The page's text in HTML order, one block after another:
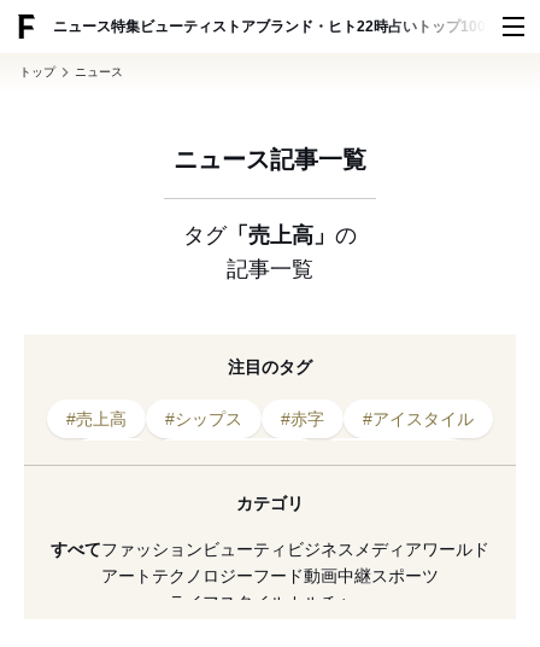
ニュース特集ビューティ ストアブランド・ヒト22時占い トップ100 スナッ
トップ ニュース
ニュース記事一覧
タグ「売上高」 の
記事一覧
注目のタグ
#売上高 #シップス #赤字
#アイスタイル
#業績
#資生堂
#半期 #上方修正
#コンバース
カテゴリ
すべてファッションビューティ ビジネス メディアワールド
アート テクノロジーフード動画中継スポーツ
ライフスタイル
カルチャー